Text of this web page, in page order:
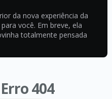
da nova experiência da
você. Em breve, ela
totalmente pensada
404